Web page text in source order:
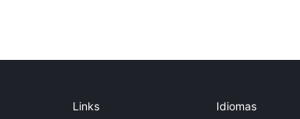
Links Idiomas